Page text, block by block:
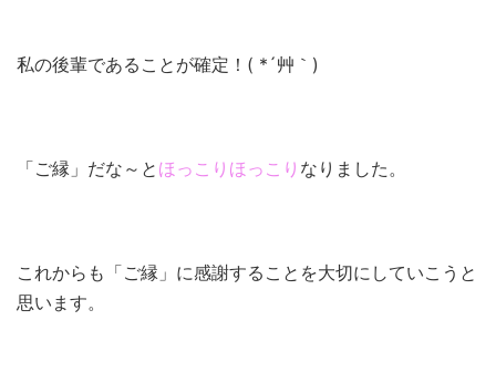
私の後輩であることが確定！( *´艸｀)
「ご縁」だな～と ほっこりほっこり なりました。
これからも「ご縁」に感謝することを大切にしていこうと
思います。